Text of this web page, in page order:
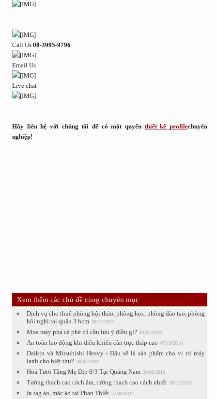
Call Us 08-3995-9796
Email Us
Live chat
Hãy liên hệ với chúng tôi để có một quyển thiết kế profilechuyên
nghiệp!
Xem thêm các chủ đề cùng chuyên mục
Dịch vụ cho thuê phòng hội thảo, phòng học, phòng đào tạo, phòng
hội nghị tại quận 3 hcm 09/12/2015
Mua máy pha cà phê cũ cần lưu ý điều gì? 10/07/2019
An toàn lao động khi điều khiển cần trục tháp cao 07/10/2016
Daikin và Mitsubishi Heavy - Đâu sẽ là sản phẩm cho vị trí máy
lạnh cho biệt thự? 08/07/2020
Hoa Tươi Tặng Mẹ Dịp 8/3 Tại Quảng Nam 26/02/2016
Tường thạch cao cách âm, tường thạch cao cách nhiệt 28/12/2015
In tag áo, mác áo tại Phan Thiết 27/06/2022